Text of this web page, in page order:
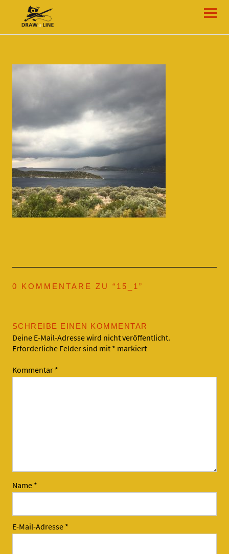
Draw-a-Line Grafik- und Web-Design
0 KOMMENTARE ZU “ 15_1 ”
SCHREIBE EINEN KOMMENTAR
Deine E-Mail-Adresse wird nicht veröffentlicht.
Erforderliche Felder sind mit * markiert
Kommentar *
Name *
E-Mail-Adresse *